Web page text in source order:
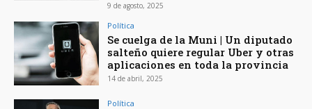
9 de agosto, 2025
Política
Se cuelga de la Muni | Un diputado
salteño quiere regular Uber y otras
aplicaciones en toda la provincia
14 de abril, 2025
Política